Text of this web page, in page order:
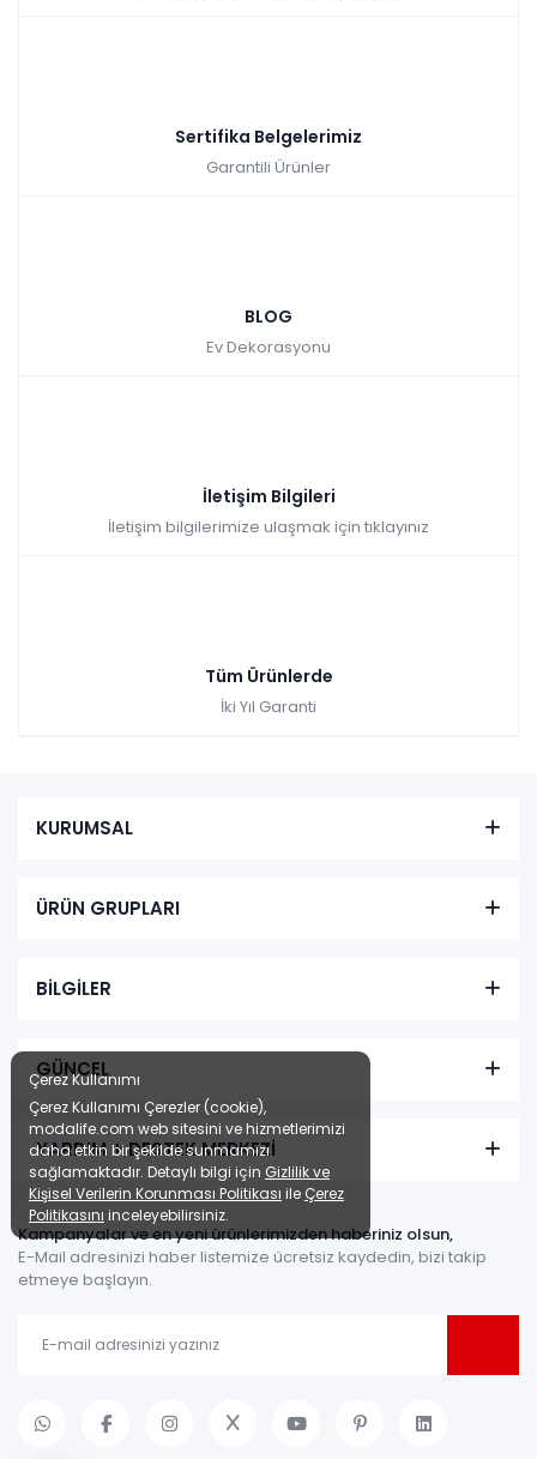
Sertifika Belgelerimiz
Garantili Ürünler
BLOG
Ev Dekorasyonu
İletişim Bilgileri
İletişim bilgilerimize ulaşmak için tıklayınız
Tüm Ürünlerde
İki Yıl Garanti
KURUMSAL
ÜRÜN GRUPLARI
BİLGİLER
GÜNCEL
YARDIM + DESTEK MERKEZİ
Kampanyalar ve en yeni ürünlerimizden haberiniz olsun,
E-Mail adresinizi haber listemize ücretsiz kaydedin, bizi takip
etmeye başlayın.
Çerez Kullanımı
Çerez Kullanımı Çerezler (cookie),
modalife.com web sitesini ve hizmetlerimizi
daha etkin bir şekilde sunmamızı
sağlamaktadır. Detaylı bilgi için Gizlilik ve
Kişisel Verilerin Korunması Politikası ile Çerez
Politikasını inceleyebilirsiniz.